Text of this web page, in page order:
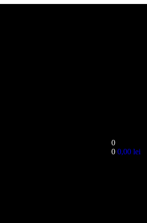
0
0 0,00 lei